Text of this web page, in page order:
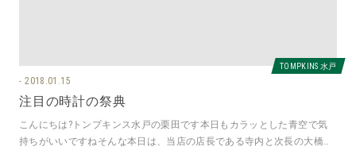
TOMPKINS 水戸
2018.01.15
注目の時計の祭典
こんにちは?トンプキンス水戸の栗田です本日もカラッとした青空で気
持ちがいいですねそんな本日は、当店の店長である寺内と次長の大橋が